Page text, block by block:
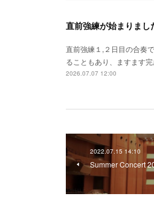
直前強練が始まりまし
直前強練１,２日目の合奏
ることもあり、ますます
2026.07.07 12:00
2022.07.15 14:10
Summer Concert